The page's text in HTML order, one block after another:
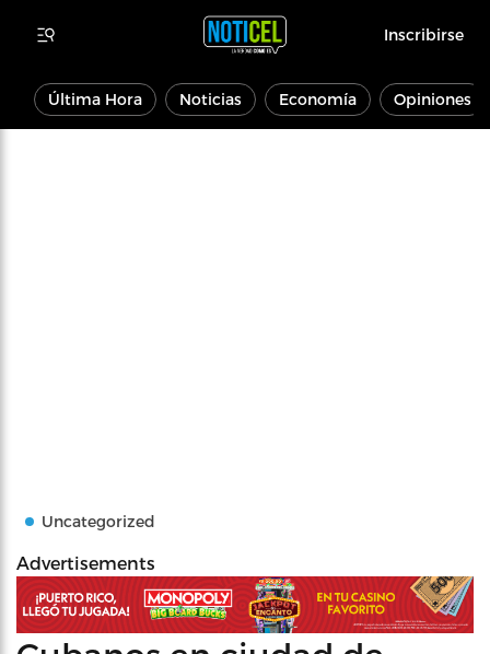
Inscribirse
Última Hora Noticias Economía Opiniones
Uncategorized
Advertisements